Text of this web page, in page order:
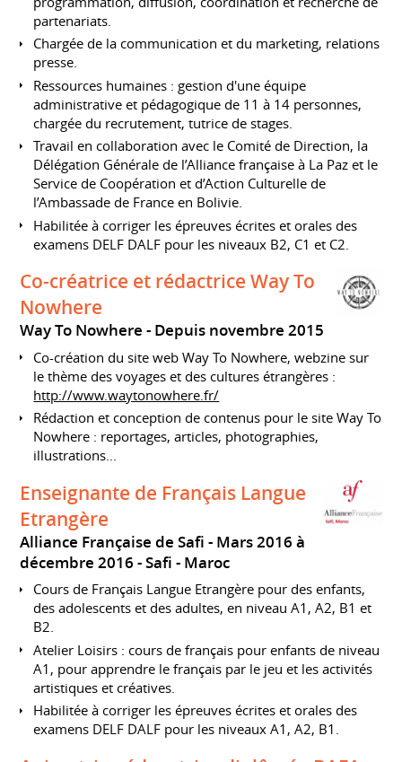
partenariats.
Chargée de la communication et du marketing, relations
presse.
Ressources humaines : gestion d'une équipe
administrative et pédagogique de 11 à 14 personnes,
chargée du recrutement, tutrice de stages.
Travail en collaboration avec le Comité de Direction, la
Délégation Générale de l’Alliance française à La Paz et le
Service de Coopération et d’Action Culturelle de
l’Ambassade de France en Bolivie.
Habilitée à corriger les épreuves écrites et orales des
examens DELF DALF pour les niveaux B2, C1 et C2.
Co-créatrice et rédactrice Way To
Nowhere
Way To Nowhere Depuis novembre 2015
Co-création du site web Way To Nowhere, webzine sur
le thème des voyages et des cultures étrangères :
http://www.waytonowhere.fr/
Rédaction et conception de contenus pour le site Way To
Nowhere : reportages, articles, photographies,
illustrations...
Enseignante de Français Langue
Etrangère
Alliance Française de Safi
Mars 2016 à
décembre 2016 Safi Maroc
Cours de Français Langue Etrangère pour des enfants,
des adolescents et des adultes, en niveau A1, A2, B1 et
B2.
Atelier Loisirs : cours de français pour enfants de niveau
A1, pour apprendre le français par le jeu et les activités
artistiques et créatives.
Habilitée à corriger les épreuves écrites et orales des
examens DELF DALF pour les niveaux A1, A2, B1.